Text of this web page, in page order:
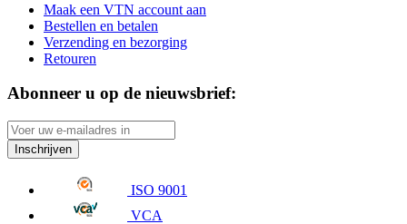
Maak een VTN account aan
Bestellen en betalen
Verzending en bezorging
Retouren
Abonneer u op de nieuwsbrief:
Inschrijven
ISO 9001
VCA